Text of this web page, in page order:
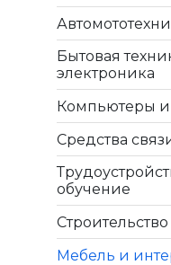
Бытовая
электроника
Компьютеры и
Средства
обучение
Мебель и